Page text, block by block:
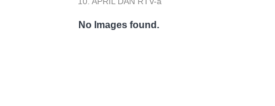
No Images found.